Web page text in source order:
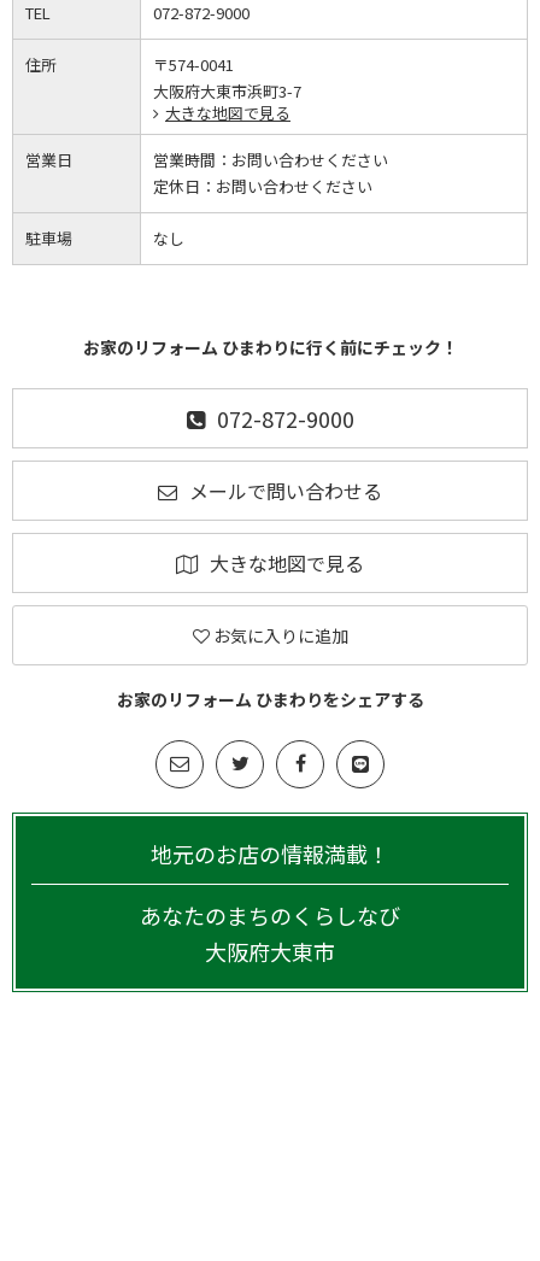
TEL 072-872-9000
住所
〒574-0041
大阪府大東市浜町3-7
大きな地図で見る
営業日 営業時間： お問い合わせください
定休日： お問い合わせください
駐車場 なし
お家のリフォーム ひまわりに行く前にチェック！
072-872-9000
メールで問い合わせる
大きな地図で見る
お気に入りに追加
お家のリフォーム ひまわりをシェアする
地元のお店の情報満載！
あなたのまちのくらしなび
大阪府大東市